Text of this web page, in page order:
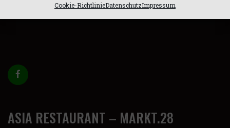
Cookie-RichtlinieDatenschutzImpressum
Cookie-Richtlinie (EU)
ASIA RESTAURANT – MARKT.28